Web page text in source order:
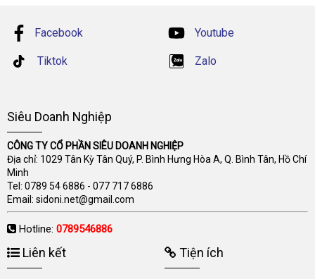
Facebook Youtube
Tiktok Zalo
Siêu Doanh Nghiệp
CÔNG TY CỔ PHẦN SIÊU DOANH NGHIỆP
Địa chỉ: 1029 Tân Kỳ Tân Quý, P. Bình Hưng Hòa A, Q. Bình Tân, Hồ Chí
Minh
Tel: 0789 54 6886 - 077 717 6886
Email: sidoni.net@gmail.com
Hotline: 0789546886
Liên kết Tiện ích